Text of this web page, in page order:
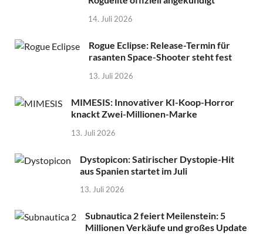
14. Juli 2026
Rogue Eclipse: Release-Termin für
rasanten Space-Shooter steht fest
13. Juli 2026
MIMESIS: Innovativer KI-Koop-Horror
knackt Zwei-Millionen-Marke
13. Juli 2026
Dystopicon: Satirischer Dystopie-Hit
aus Spanien startet im Juli
13. Juli 2026
Subnautica 2 feiert Meilenstein: 5
Millionen Verkäufe und großes Update